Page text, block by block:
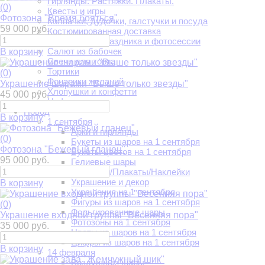
Квесты и игры
Колпачки, дудочки, галстучки и посуда
Костюмированная доставка
Наборы для праздника и фотосессии
Салют из бабочек
Свечи для торта
Тортики
Фонарики желаний
Хлопушки и конфетти
Цифры
Повод
1 сентября
Арки и гирлянды
Букеты из шаров на 1 сентября
Букеты цветов на 1 сентября
Гелиевые шары
Растяжки/Плакаты/Наклейки
Украшение и декор
Украшения на 1 сентября
Фигуры из шаров на 1 сентября
Фольгированные шары
Фотозоны на 1 сентября
Цветы из шаров на 1 сентября
Цифры из шаров на 1 сентября
14 февраля
Воздушные шары
(0)
Фотозона "Время бояться"
59 000 руб.
В корзину
(0)
Украшение шарами "Выше только звезды"
45 000 руб.
В корзину
(0)
Фотозона "Бежевый гланец"
95 000 руб.
В корзину
(0)
Украшение входной группы "Весенняя пора"
35 000 руб.
В корзину